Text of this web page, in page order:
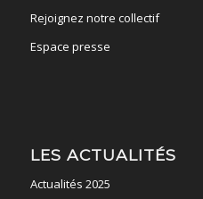
Rejoignez notre collectif
Espace presse
LES ACTUALITÉS
Actualités 2025